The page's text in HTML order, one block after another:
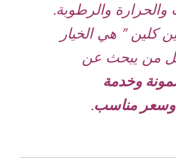
والحرارة والرطوبة.
كلين ” هي الخيار
من يبحث عن
وخدمة
وسعر مناسب.